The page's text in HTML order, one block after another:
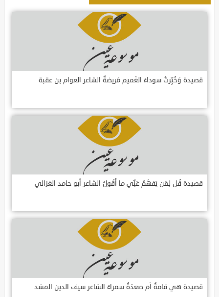
قصيدة وَخُبِّرتُ سوداءَ الغَميم مَريضةٌ الشاعر العوام بن عقبة
قصيدة قُل لِمَن يَفهَمُ عَنِّي ما أَقُولُ الشاعر أبو حامد الغزالي
قصيدة هي قامةُ أم صعدُةُ سمراءُ الشاعر سيف الدين المشد